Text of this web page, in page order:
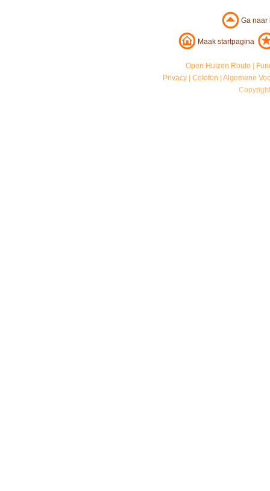
Ga
Maak startpagina
Open Huizen Route
Privacy |Colofon |Algemene